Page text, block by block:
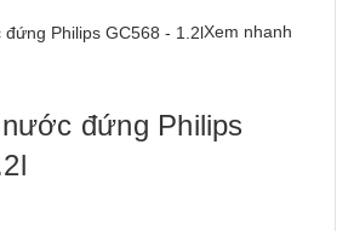
Xem nhanh
đứng Philips